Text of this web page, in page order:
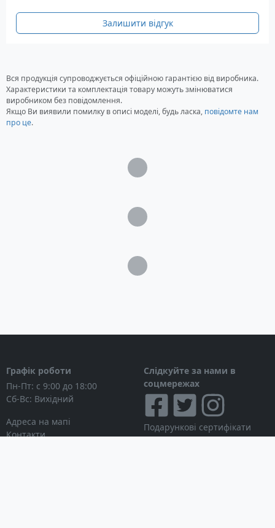
Залишити відгук
Вся продукція супроводжується офіційною гарантією від виробника.
Характеристики та комплектація товару можуть змінюватися
виробником без повідомлення.
Якщо Ви виявили помилку в описі моделі, будь ласка, повідомте нам
про це.
Загрузка...
Загрузка...
Загрузка...
Графік роботи
Пн-Пт: с 9:00 до 18:00
Сб-Вс: Вихідний
Адреса на мапі
Контакти
Слідкуйте за нами в
соцмережах
Подарункові сертифікати
Дисконтні картки